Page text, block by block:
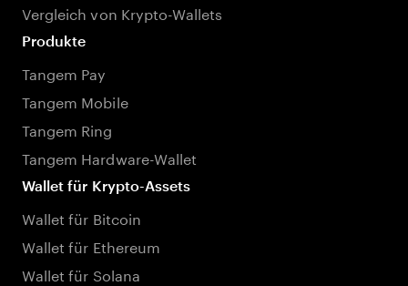
Vergleich von Krypto-Wallets
Produkte
Tangem Pay
Tangem Mobile
Tangem Ring
Tangem Hardware-Wallet
Wallet für Krypto-Assets
Wallet für Bitcoin
Wallet für Ethereum
Wallet für Solana